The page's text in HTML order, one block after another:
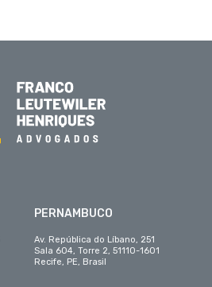
PERNAMBUCO
Av. República do Líbano, 251
Sala 604, Torre 2, 51110-1601
Recife, PE, Brasil